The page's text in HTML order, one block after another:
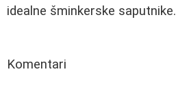
idealne šminkerske saputnike.
Komentari